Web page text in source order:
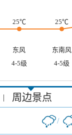
25℃ 25℃
东风 东南风
4-5级 4-5级
| 周边景点
/